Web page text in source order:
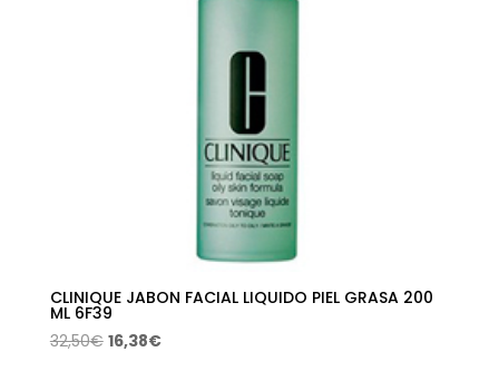
CLINIQUE JABON FACIAL LIQUIDO PIEL GRASA 200
ML 6F39
32,50€ El
16,38€El